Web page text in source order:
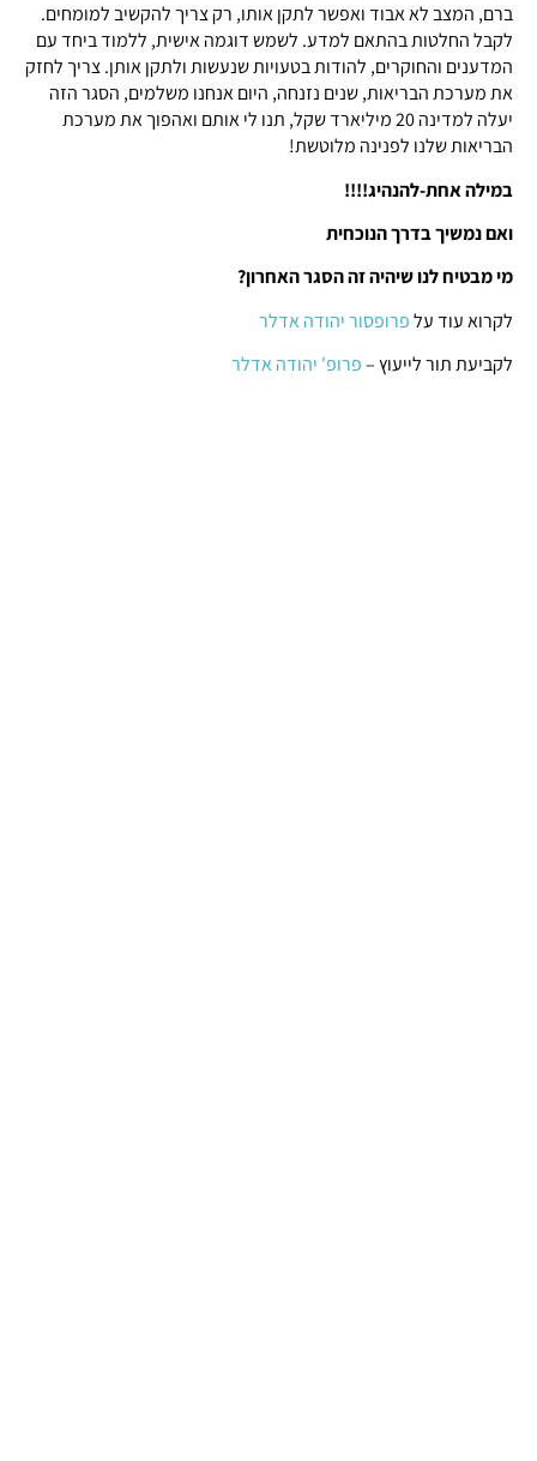
ברם, המצב לא אבוד ואפשר לתקן אותו, רק צריך להקשיב למומחים.
לקבל החלטות בהתאם למדע. לשמש דוגמה אישית, ללמוד ביחד עם
המדענים והחוקרים, להודות בטעויות שנעשות ולתקן אותן. צריך לחזק
את מערכת הבריאות, שנים נזנחה, היום אנחנו משלמים, הסגר הזה
יעלה למדינה 20 מיליארד שקל, תנו לי אותם ואהפוך את מערכת
הבריאות שלנו לפנינה מלוטשת!
במילה אחת-להנהיג!!!!
ואם נמשיך בדרך הנוכחית
מי מבטיח לנו שיהיה זה הסגר האחרון?
לקרוא עוד עלפרופסור יהודה אדלר
לקביעת תור לייעוץ –פרופ' יהודה אדלר